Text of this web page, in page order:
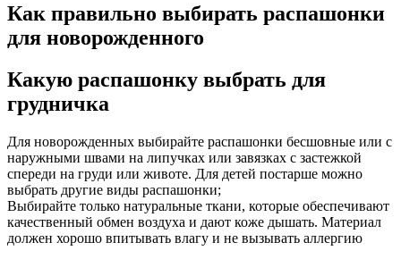
Как правильно выбирать распашонки
для новорожденного
Какую распашонку выбрать для
грудничка
Для новорожденных выбирайте распашонки бесшовные или с
наружными швами на липучках или завязках с застежкой
спереди на груди или животе. Для детей постарше можно
выбрать другие виды распашонки;
Выбирайте только натуральные ткани, которые обеспечивают
качественный обмен воздуха и дают коже дышать. Материал
должен хорошо впитывать влагу и не вызывать аллергию